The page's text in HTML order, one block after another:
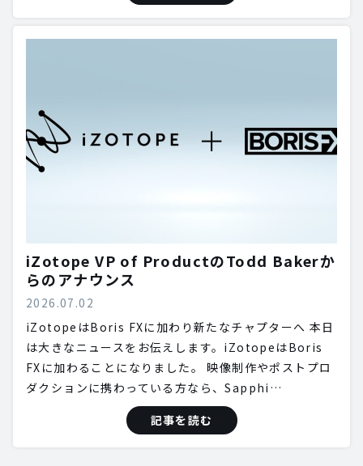
iZotope VP of ProductのTodd Bakerか
らのアナウンス
2026.07.02
iZotopeはBoris FXに加わり新たなチャプターへ 本日
は大きなニュースをお伝えします。iZotopeはBoris
FXに加わることになりました。 映像制作やポストプロ
ダクションに携わっている方なら、Sapphi…
記事を読む